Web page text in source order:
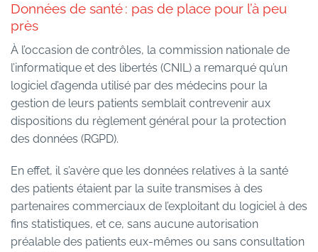
Données de santé : pas de place pour l’à peu
près
À l’occasion de contrôles, la commission nationale de
l’informatique et des libertés (CNIL) a remarqué qu’un
logiciel d’agenda utilisé par des médecins pour la
gestion de leurs patients semblait contrevenir aux
dispositions du règlement général pour la protection
des données (RGPD).
En effet, il s’avère que les données relatives à la santé
des patients étaient par la suite transmises à des
partenaires commerciaux de l’exploitant du logiciel à des
fins statistiques, et ce, sans aucune autorisation
préalable des patients eux-mêmes ou sans consultation